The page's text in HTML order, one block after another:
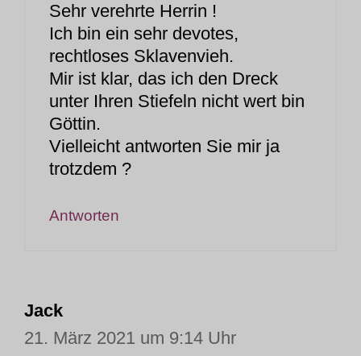
Sehr verehrte Herrin !
Ich bin ein sehr devotes,
rechtloses Sklavenvieh.
Mir ist klar, das ich den Dreck
unter Ihren Stiefeln nicht wert bin
Göttin.
Vielleicht antworten Sie mir ja
trotzdem ?
Antworten
Jack
21. März 2021 um 9:14 Uhr